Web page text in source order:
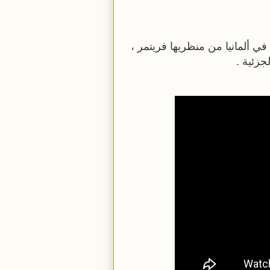
نظريات التعلم (نظرية الجشطالت)ظهرت في القرن 20 في ألمانيا من منظريها فريتمر ،
.